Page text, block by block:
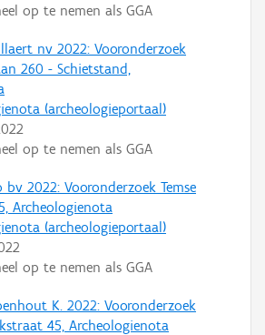
op te nemen als GGA
nv 2022: Vooronderzoek
260 - Schietstand,
(archeologieportaal)
op te nemen als GGA
bv 2022: Vooronderzoek Temse
Archeologienota
(archeologieportaal)
op te nemen als GGA
K. 2022: Vooronderzoek
45, Archeologienota